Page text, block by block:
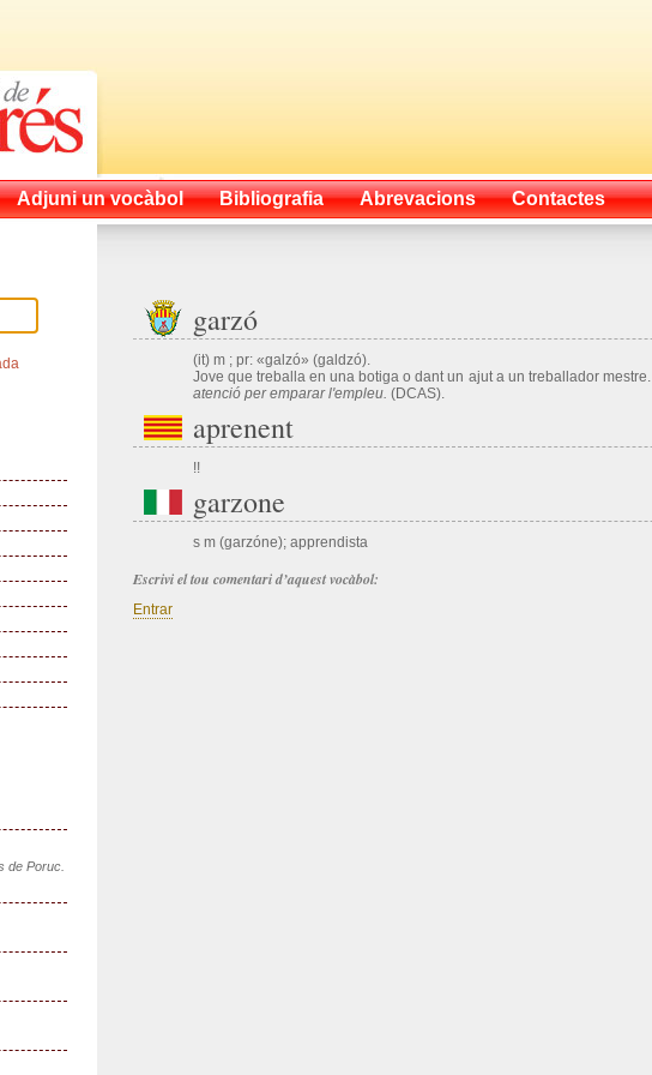
Adjuni un vocàbol Bibliografia Abrevacions Contactes
garzó
(it) m ; pr: «galzó» (galdzó).
Jove que treballa en una botiga o dant un ajut a un treballador mestre.
atenció per emparar l'empleu. (DCAS).
aprenent
!!
garzone
s m (garzóne); apprendista
Escrivi el tou comentari d’aquest vocàbol:
Entrar
de Poruc.